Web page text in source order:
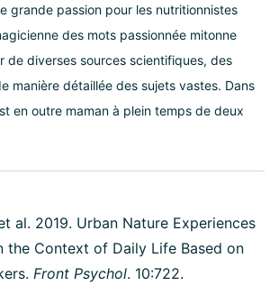
grande passion pour les nutritionnistes
des mots passionnée mitonne
de diverses sources scientifiques, des
manière détaillée des sujets vastes. Dans
en outre maman à plein temps de deux
al. 2019. Urban Nature Experiences
the Context of Daily Life Based on
Front Psychol. 10:722.